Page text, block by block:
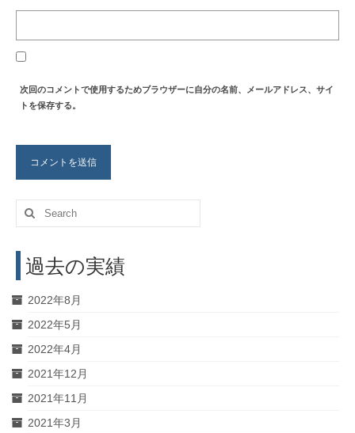
次回のコメントで使用するためブラウザーに自分の名前、メールアドレス、サイ
トを保存する。
Search
for:
過去の実績
2022年8月
2022年5月
2022年4月
2021年12月
2021年11月
2021年3月